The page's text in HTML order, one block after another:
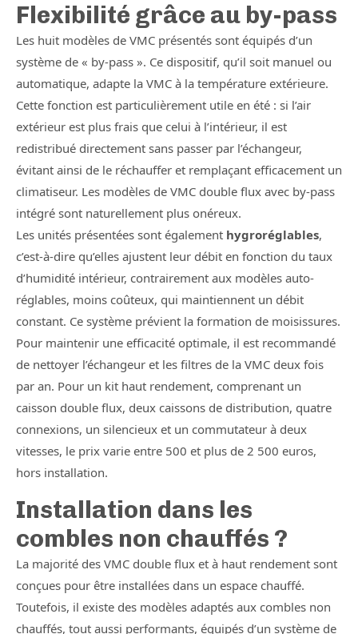
Flexibilité grâce au by-pass
Les huit modèles de VMC présentés sont équipés d’un
système de « by-pass ». Ce dispositif, qu’il soit manuel ou
automatique, adapte la VMC à la température extérieure.
Cette fonction est particulièrement utile en été : si l’air
extérieur est plus frais que celui à l’intérieur, il est
redistribué directement sans passer par l’échangeur,
évitant ainsi de le réchauffer et remplaçant efficacement un
climatiseur. Les modèles de VMC double flux avec by-pass
intégré sont naturellement plus onéreux.
Les unités présentées sont également hygroréglables,
c’est-à-dire qu’elles ajustent leur débit en fonction du taux
d’humidité intérieur, contrairement aux modèles auto-
réglables, moins coûteux, qui maintiennent un débit
constant. Ce système prévient la formation de moisissures.
Pour maintenir une efficacité optimale, il est recommandé
de nettoyer l’échangeur et les filtres de la VMC deux fois
par an. Pour un kit haut rendement, comprenant un
caisson double flux, deux caissons de distribution, quatre
connexions, un silencieux et un commutateur à deux
vitesses, le prix varie entre 500 et plus de 2 500 euros,
hors installation.
Installation dans les
combles non chauffés ?
La majorité des VMC double flux et à haut rendement sont
conçues pour être installées dans un espace chauffé.
Toutefois, il existe des modèles adaptés aux combles non
chauffés, tout aussi performants, équipés d’un système de